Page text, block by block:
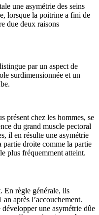
une asymétrie des seins
lorsque la poitrine a fini de
due deux raisons
par un aspect de
surdimensionnée et un
présent chez les hommes, se
du grand muscle pectoral
il en résulte une asymétrie
partie droite comme la partie
plus fréquemment atteint.
En règle générale, ils
après l’accouchement.
une asymétrie dûe